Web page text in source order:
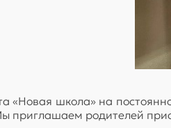
«Новая школа» на
приглашаем родителей